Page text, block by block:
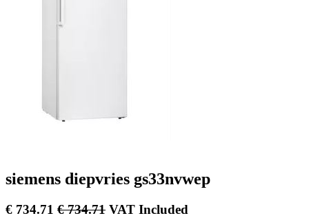
siemens diepvries gs33nvwep
€ 734.71 €734.71 VAT Included